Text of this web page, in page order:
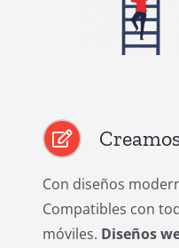
Con diseños
Compatibles con
móviles. Diseños